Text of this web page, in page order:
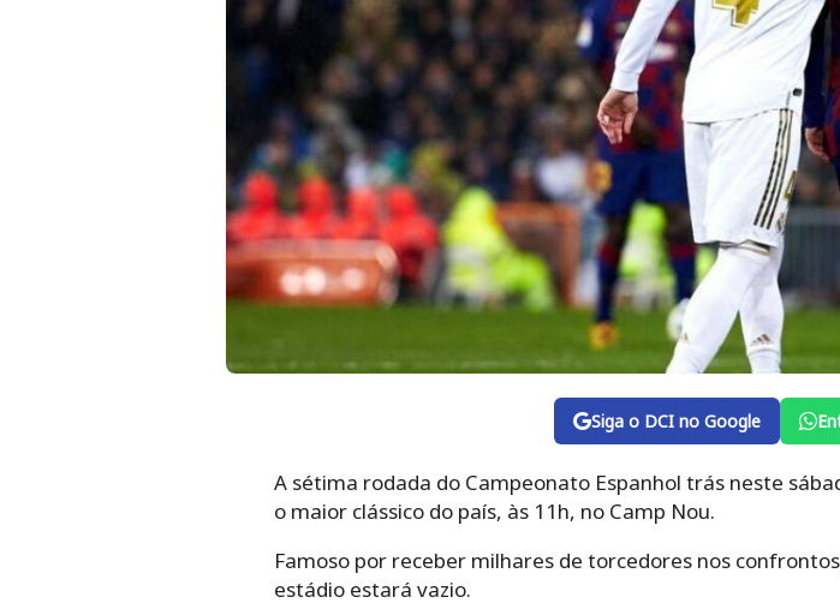
Siga o DCI no Google
A sétima rodada do Campeonato Espanhol trás neste
o maior clássico do país, às 11h, no Camp Nou.
Famoso por receber milhares de torcedores nos
estádio estará vazio.